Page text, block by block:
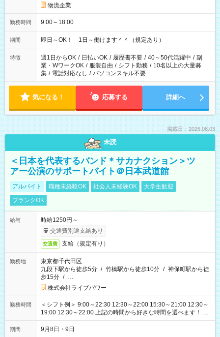
物流企業
勤務時間 9:00～18:00
期間 即日～OK！ 1日～働けます＾＾（規定あり）
特徴 週1日からOK / 日払いOK / 履歴書不要 / 40～50代活躍中 / 副
業・WワークOK / 服装自由 / シフト勤務 / 10名以上の大量募
集 / 電話対応なし / パソコンスキル不要
気になる！ 応募する 詳細へ
掲載日：2026.08.03
未読
＜日本を代表するバンド＊サカナクション＞ツ
アー公演のサポートバイト＠日本武道館
アルバイト 職種未経験OK 社会人未経験OK
大学生歓迎
ブランクOK
給与
時給1250円～
交通費別途支給あり
交通費 支給（規定有り）
勤務地
東京都千代田区
九段下駅から徒歩5分 / 竹橋駅から徒歩10分 / 神保町駅から徒
歩15分 / …
株式会社ライブパワー
勤務時間
＜シフト例＞ 9:00～22:30 12:30～22:00 15:30～21:00 12:30～
19:00 12:30～22:00 上記の時間から好きな時間を選べます！ ※
時間は変更となる可能性があります
期間 9月8日・9日